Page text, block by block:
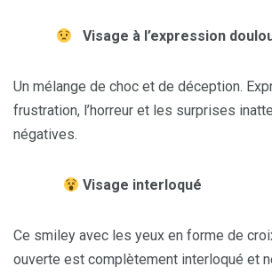
Visage à l’expression
Un mélange de choc et de déception.
frustration, l’horreur et les surprises
négatives.
Visage interloqué
Ce smiley avec les yeux en forme de
ouverte est complètement interloqué et